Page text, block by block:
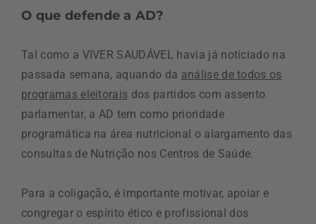
O que defende a AD?
Tal como a VIVER SAUDÁVEL havia já noticiado na
passada semana, aquando da análise de todos os
programas eleitorais dos partidos com assento
parlamentar, a AD tem como prioridade
programática na área nutricional o alargamento das
consultas de Nutrição nos Centros de Saúde.
Para a coligação, é importante motivar, apoiar e
congregar o espírito ético e profissional dos